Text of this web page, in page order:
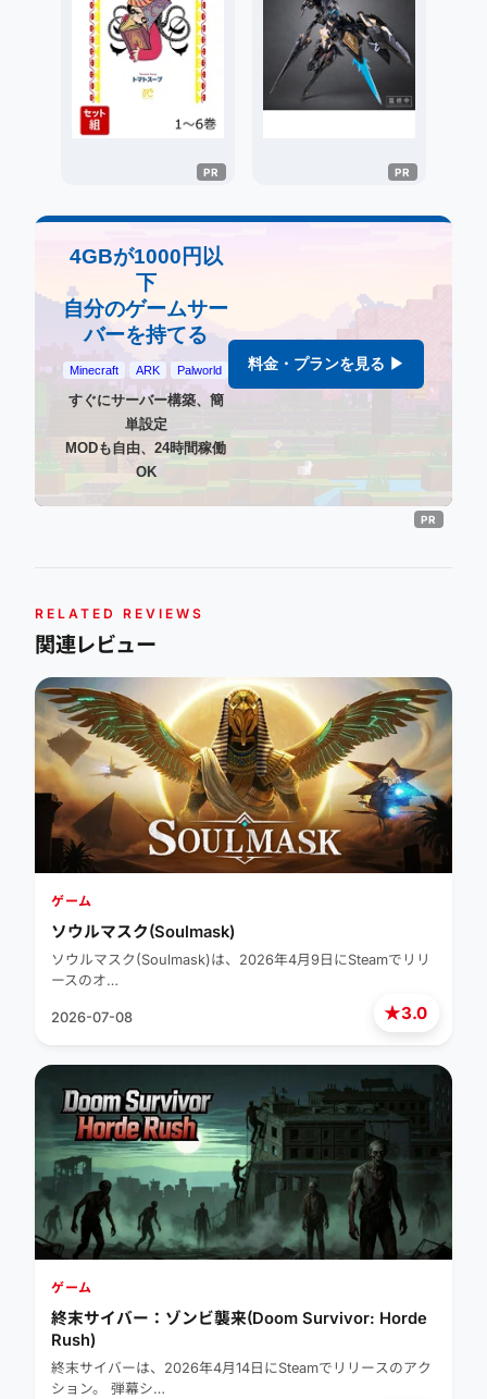
4GBが1000円以
下
自分のゲームサー
バーを持てる
Minecraft ARK Palworld
すぐにサーバー構築、簡
単設定
MODも自由、24時間稼働
OK
料金・プランを見る ▶
RELATED REVIEWS
関連レビュー
★3.0
ゲーム
ソウルマスク(Soulmask)
ソウルマスク(Soulmask)は、2026年4月9日にSteamでリリ
ースのオ…
2026-07-08
ゲーム
終末サイバー：ゾンビ襲来(Doom Survivor: Horde
Rush)
終末サイバーは、2026年4月14日にSteamでリリースのアク
ション。 弾幕シ…